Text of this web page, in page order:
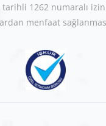
tarihli 1262
menfaat